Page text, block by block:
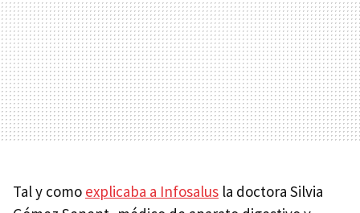
Tal y como explicaba a Infosalus la doctora Silvia